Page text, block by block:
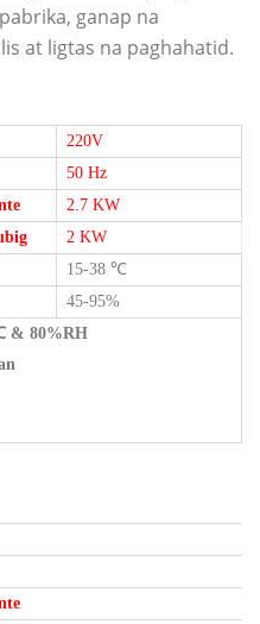
ganap na
at ligtas na paghahatid.
220V
50 Hz
2.7 KW
2 KW
15-38 ℃
45-95%
& 80%RH